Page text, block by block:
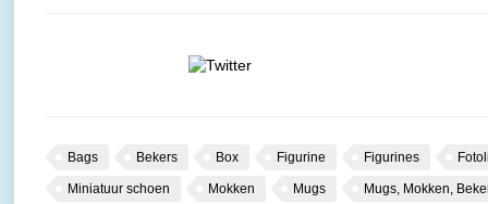
Bags Bekers Box Figurine Figurines
Miniatuur schoen Mokken Mugs Mugs, Mokken,